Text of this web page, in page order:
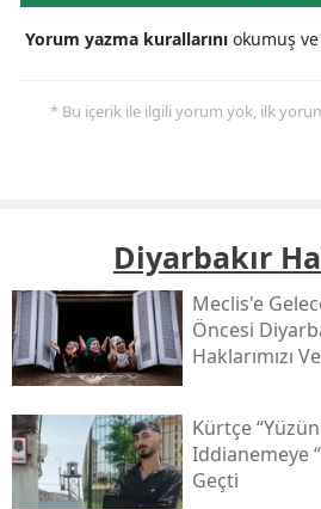
Yorum yazma kurallarını okumuş ve
* Bu içerik ile ilgili yorum yok, ilk
Diyarbakır
Meclis'e
Öncesi
Haklarımızı
Kürtçe
Iddianemeye
Geçti